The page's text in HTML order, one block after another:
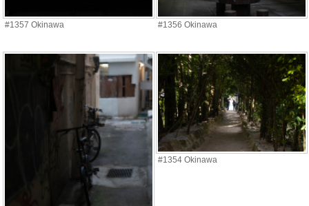
#1357 Okinawa #1356 Okinawa
#1354 Okinawa